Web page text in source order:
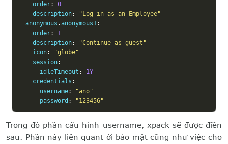
    order
:
0
    description
:
"Log in as an Employee"
  anonymous
.anonymous1:
    order
:
1
    description
:
"Continue as guest"
    icon
:
"globe"
    session
:
      idleTimeout
:
1Y
    credentials
:
      username
:
"ano"
      password
: "123456"
Trong đó phần cấu hình username, xpack sẽ được điền
sau. Phần này liên quant ới bảo mật cũng như việc cho